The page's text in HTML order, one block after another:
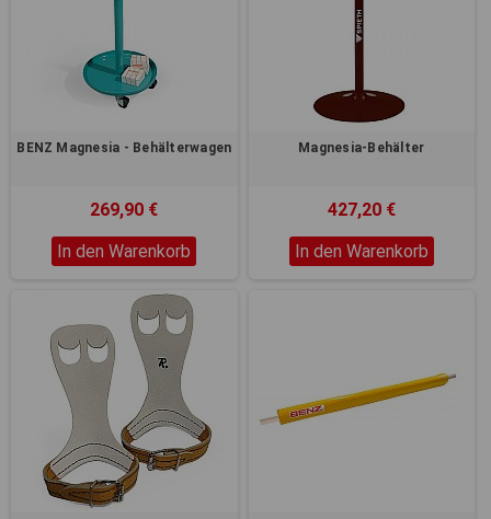
BENZ Magnesia - Behälterwagen
269,90 €
In den Warenkorb
Magnesia-Behälter
427,20 €
In den Warenkorb